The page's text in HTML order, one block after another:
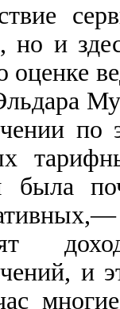
но и
оценке
по
была
и